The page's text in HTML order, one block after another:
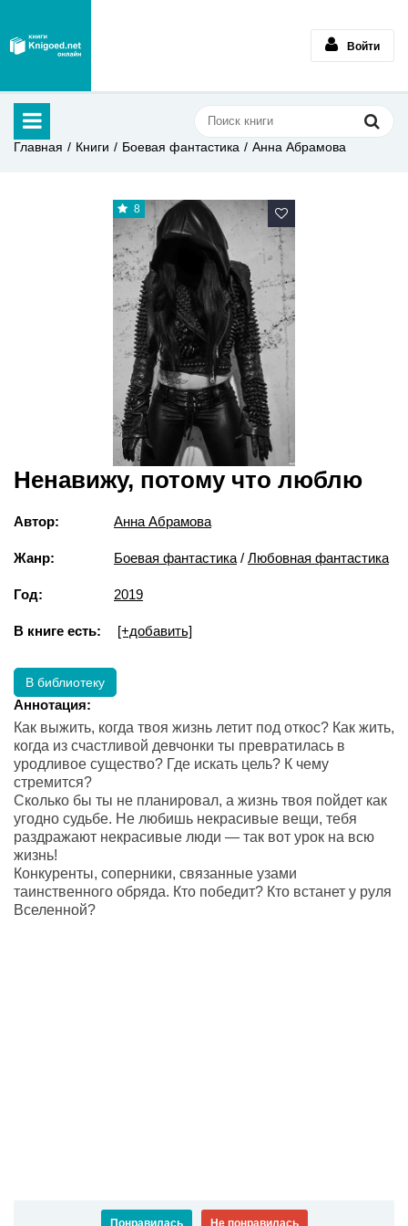
Войти
Главная Книги Боевая фантастика Анна Абрамова
8
Ненавижу, потому что люблю
Автор: Анна Абрамова
Жанр: Боевая фантастика / Любовная фантастика
Год: 2019
В книге есть: [+добавить]
В библиотеку
Аннотация:
Как выжить, когда твоя жизнь летит под откос? Как жить,
когда из счастливой девчонки ты превратилась в
уродливое существо? Где искать цель? К чему
стремится?
Сколько бы ты не планировал, а жизнь твоя пойдет как
угодно судьбе. Не любишь некрасивые вещи, тебя
раздражают некрасивые люди — так вот урок на всю
жизнь!
Конкуренты, соперники, связанные узами
таинственного обряда. Кто победит? Кто встанет у руля
Вселенной?
Понравилась Не понравилась